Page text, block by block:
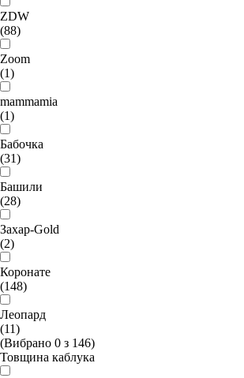
ZDW
(88)
Zoom
(1)
mammamia
(1)
Бабочка
(31)
Башили
(28)
Захар-Gold
(2)
Коронате
(148)
Леопард
(11)
(Вибрано 0 з 146)
Товщина каблука